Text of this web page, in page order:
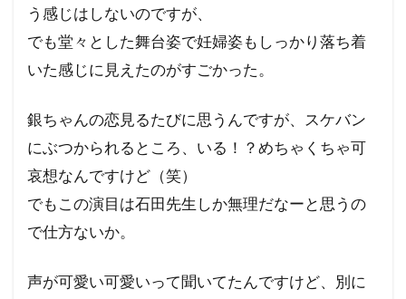
う感じはしないのですが、
でも堂々とした舞台姿で妊婦姿もしっかり落ち着
いた感じに見えたのがすごかった。
銀ちゃんの恋見るたびに思うんですが、スケバン
にぶつかられるところ、いる！？めちゃくちゃ可
哀想なんですけど（笑）
でもこの演目は石田先生しか無理だなーと思うの
で仕方ないか。
声が可愛い可愛いって聞いてたんですけど、別に